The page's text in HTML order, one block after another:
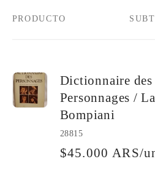
Tu
PRODUCTO
Dictionnaire des
Personnages /
Bompiani
28815
$45.000 ARS/